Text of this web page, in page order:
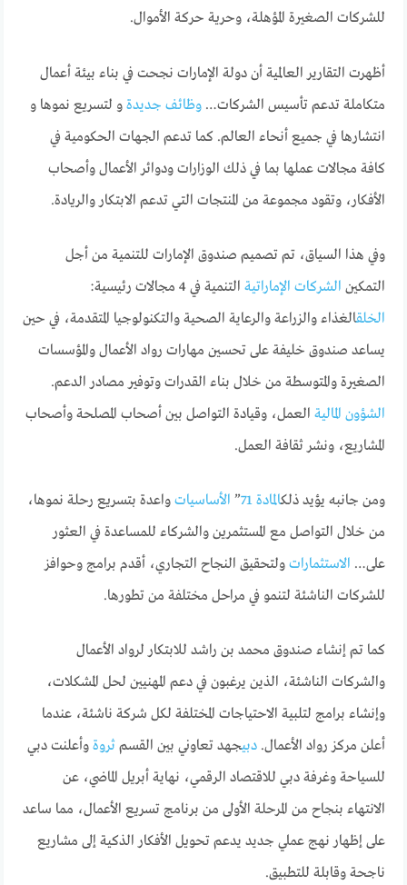
للشركات الصغيرة المؤهلة، وحرية حركة الأموال.
أظهرت التقارير العالمية أن دولة الإمارات نجحت في بناء بيئة أعمال
متكاملة تدعم تأسيس الشركات…وظائف جديدة و لتسريع نموها و
انتشارها في جميع أنحاء العالم. كما تدعم الجهات الحكومية في
كافة مجالات عملها بما في ذلك الوزارات ودوائر الأعمال وأصحاب
الأفكار، وتقود مجموعة من المنتجات التي تدعم الابتكار والريادة.
وفي هذا السياق، تم تصميم صندوق الإمارات للتنمية من أجل
التمكين الشركات الإماراتية التنمية في 4 مجالات رئيسية:
الخلقالغذاء والزراعة والرعاية الصحية والتكنولوجيا المتقدمة، في حين
يساعد صندوق خليفة على تحسين مهارات رواد الأعمال والمؤسسات
الصغيرة والمتوسطة من خلال بناء القدرات وتوفير مصادر الدعم.
الشؤون المالية العمل، وقيادة التواصل بين أصحاب المصلحة وأصحاب
المشاريع، ونشر ثقافة العمل.
ومن جانبه يؤيد ذلكالمادة 71 ” الأساسيات واعدة بتسريع رحلة نموها،
من خلال التواصل مع المستثمرين والشركاء للمساعدة في العثور
على… الاستثمارات ولتحقيق النجاح التجاري، أقدم برامج وحوافز
للشركات الناشئة لتنمو في مراحل مختلفة من تطورها.
كما تم إنشاء صندوق محمد بن راشد للابتكار لرواد الأعمال
والشركات الناشئة، الذين يرغبون في دعم المهنيين لحل المشكلات،
وإنشاء برامج لتلبية الاحتياجات المختلفة لكل شركة ناشئة، عندما
أعلن مركز رواد الأعمال.دبيجهد تعاوني بين القسمثروة وأعلنت دبي
للسياحة وغرفة دبي للاقتصاد الرقمي، نهاية أبريل الماضي، عن
الانتهاء بنجاح من المرحلة الأولى من برنامج تسريع الأعمال، مما ساعد
على إظهار نهج عملي جديد يدعم تحويل الأفكار الذكية إلى مشاريع
ناجحة وقابلة للتطبيق.